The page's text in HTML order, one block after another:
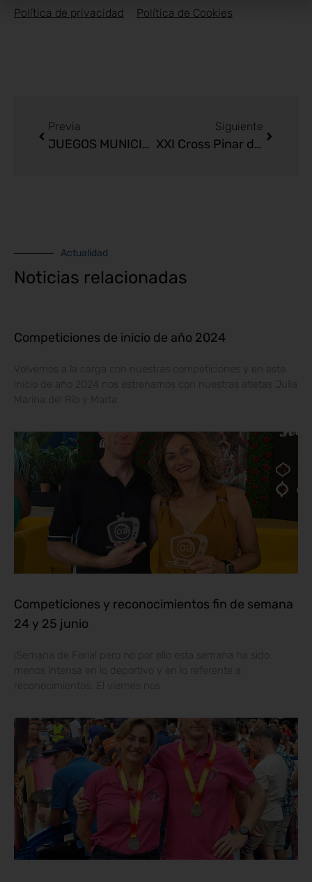
Política de privacidad Política de Cookies
Previa
JUEGOS MUNICIPALES DE INVIERNO
Siguiente
XXI Cross Pinar de la Barrosa
Actualidad
Noticias relacionadas
Competiciones de inicio de año 2024
Volvemos a la carga con nuestras competiciones y en este
inicio de año 2024 nos estrenamos con nuestras atletas Julia
Competiciones y reconocimientos fin de semana
24 y 25 junio